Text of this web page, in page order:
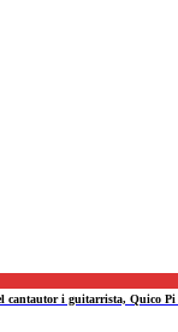
cantautor i guitarrista, Quico Pi